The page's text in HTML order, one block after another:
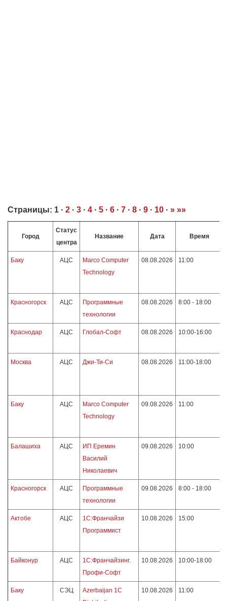
Страницы: 1 · 2 · 3 · 4 · 5 · 6 · 7 · 8 · 9 · 10 · » »»
Город
Статус
центра
Название Дата Время
Баку АЦС
Marco Computer
Technology
08.08.2026 11:00
Красногорск АЦС
Программные
технологии
08.08.2026 8:00 - 18:00
Краснодар АЦС Глобал-Софт 08.08.2026 10:00-16:00
Москва АЦС Джи-Ти-Си 08.08.2026 11:00-18:00
Баку АЦС
Marco Computer
Technology
09.08.2026 11:00
Балашиха АЦС
ИП Еремин
Василий
Николаевич
09.08.2026 10:00
Красногорск АЦС
Программные
технологии
09.08.2026 8:00 - 18:00
Актобе АЦС
1С:Франчайзи
Программист
10.08.2026 15:00
Байконур АЦС
1С:Франчайзинг.
Профи-Софт
10.08.2026 10:00-18:00
Баку СЭЦ
Azerbaijan 1C
10.08.2026 11:00